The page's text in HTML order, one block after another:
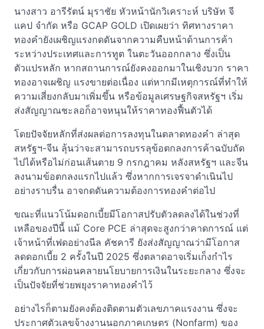
นางสาว อารีรัตน์ มุราชัย หัวหน้านักวิเคราะห์ บริษัท จี
แคป จำกัด หรือ GCAP GOLD เปิดเผยว่า ทิศทางราคา
ทองคำยังเผชิญแรงกดดันจากความคืบหน้าด้านการค้า
ระหว่างประเทศและการทูต ในตะวันออกกลาง ซึ่งเป็น
ตัวแปรหลัก หากสถานการณ์ยังคงออกมาในเชิงบวก ราคา
ทองอาจเผชิญ แรงขายต่อเนื่อง แต่หากมีเหตุการณ์ที่ทำให้
ความเสี่ยงกลับมาเพิ่มขึ้น หรือข้อมูลเศรษฐกิจสหรัฐฯ เริ่ม
ส่งสัญญาณชะลอก็อาจหนุนให้ราคาทองฟื้นตัวได้
โดยปัจจัยหลักที่ส่งผลต่อการลงทุนในตลาดทองคำ ล่าสุด
สหรัฐฯ-จีน ลุ้นว่าจะสามารถบรรลุข้อตกลงการค้าฉบับถัด
ไปได้หรือไม่ก่อนเส้นตาย 9 กรกฎาคม หลังสหรัฐฯ และจีน
ลงนามข้อตกลงแรกไปแล้ว ซึ่งหากการเจรจาดำเนินไป
อย่างราบรื่น อาจกดดันความต้องการทองคำต่อไป
ขณะที่แนวโน้มดอกเบี้ยมีโอกาสปรับตัวลดลงได้ในช่วงที่
เหลือของปีนี้ แม้ Core PCE ล่าสุดจะสูงกว่าคาดการณ์ แต่
เจ้าหน้าที่เฟดอย่างนีล คัชคารี ยังส่งสัญญาณว่ามีโอกาส
ลดดอกเบี้ย 2 ครั้งในปี 2025 ซึ่งตลาดอาจเริ่มเก็งกำไร
เกี่ยวกับการผ่อนคลายนโยบายการเงินในระยะกลาง ซึ่งจะ
เป็นปัจจัยที่ช่วยพยุงราคาทองคำไว้
อย่างไรก็ตามยังคงต้องติดตามตัวเลขภาคแรงงาน ซึ่งจะ
ประกาศตัวเลขจ้างงานนอกภาคเกษตร (Nonfarm) ของ